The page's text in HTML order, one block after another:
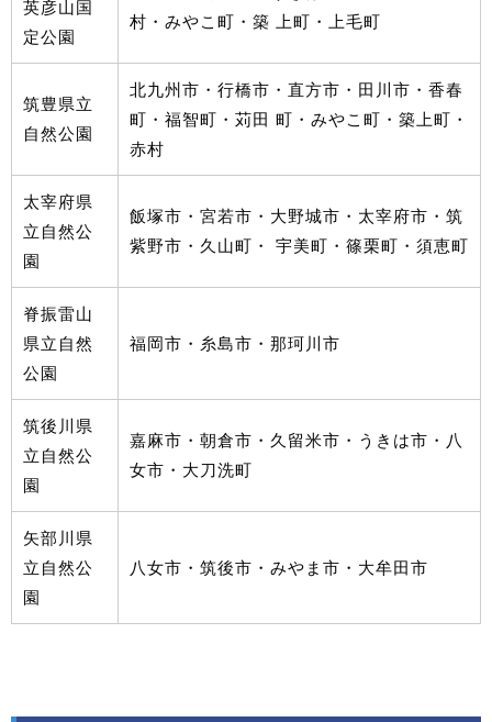
英彦山国
定公園
村・みやこ町・築 上町・上毛町
筑豊県立
自然公園
北九州市・行橋市・直方市・田川市・香春
町・福智町・苅田 町・みやこ町・築上町・
赤村
太宰府県
立自然公
園
飯塚市・宮若市・大野城市・太宰府市・筑
紫野市・久山町・ 宇美町・篠栗町・須恵町
脊振雷山
県立自然
公園
福岡市・糸島市・那珂川市
筑後川県
立自然公
園
嘉麻市・朝倉市・久留米市・うきは市・八
女市・大刀洗町
矢部川県
立自然公
園
八女市・筑後市・みやま市・大牟田市